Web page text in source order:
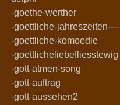
-goethe-werther
-goettliche-jahreszeiten----
-goettliche-komoedie
-goettlicheliebefliesstewig
-gott-atmen-song
-gott-auftrag
-gott-aussehen2